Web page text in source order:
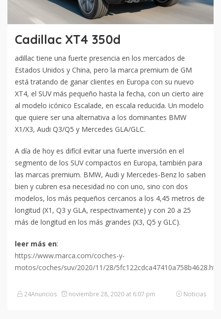
Cadillac XT4 350d
adillac tiene una fuerte presencia en los mercados de
Estados Unidos y China, pero la marca premium de GM
está tratando de ganar clientes en Europa con su nuevo
XT4, el SUV más pequeño hasta la fecha, con un cierto aire
al modelo icónico Escalade, en escala reducida. Un modelo
que quiere ser una alternativa a los dominantes BMW
X1/X3, Audi Q3/Q5 y Mercedes GLA/GLC.
A día de hoy es difícil evitar una fuerte inversión en el
segmento de los SUV compactos en Europa, también para
las marcas premium. BMW, Audi y Mercedes-Benz lo saben
bien y cubren esa necesidad no con uno, sino con dos
modelos, los más pequeños cercanos a los 4,45 metros de
longitud (X1, Q3 y GLA, respectivamente) y con 20 a 25
más de longitud en los más grandes (X3, Q5 y GLC).
leer más en:
https://www.marca.com/coches-y-
motos/coches/suv/2020/11/28/
24Anuncios noviembre 28, 2020 at 6:07 pm Noticias